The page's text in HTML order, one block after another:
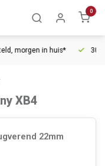
0
30 dagen retourrecht
XB4
22mm